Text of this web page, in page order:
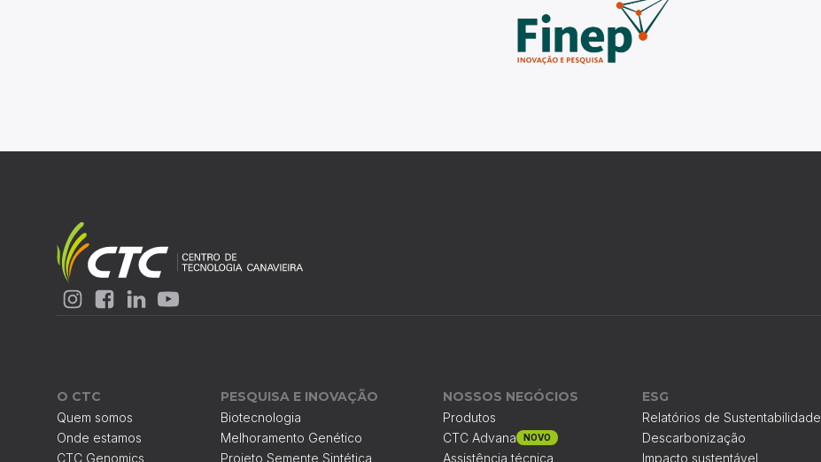
O CTC
Quem somos
Onde estamos
CTC Genomics
PESQUISA E INOVAÇÃO
Biotecnologia
Melhoramento Genético
Projeto Semente Sintética
NOSSOS NEGÓCIOS
Produtos
CTC Advana
NOVO
Assistência técnica
ESG
Relatórios de Sustentabilidade
Descarbonização
Impacto sustentável